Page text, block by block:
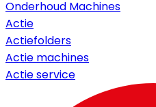
Onderhoud Machines
Actie
Actiefolders
Actie machines
Actie service